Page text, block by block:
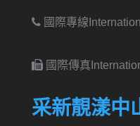
國際專線
國際傳真
采新靚漾中